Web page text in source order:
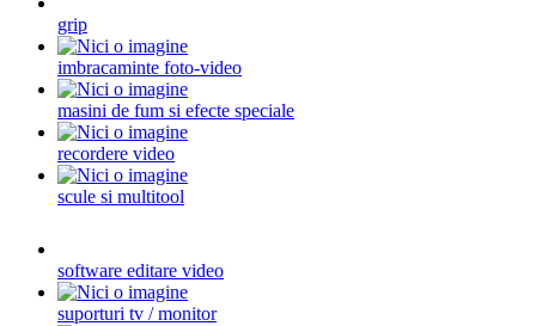
grip
imbracaminte foto-video
masini de fum si efecte speciale
recordere video
scule si multitool
software editare video
suporturi tv / monitor